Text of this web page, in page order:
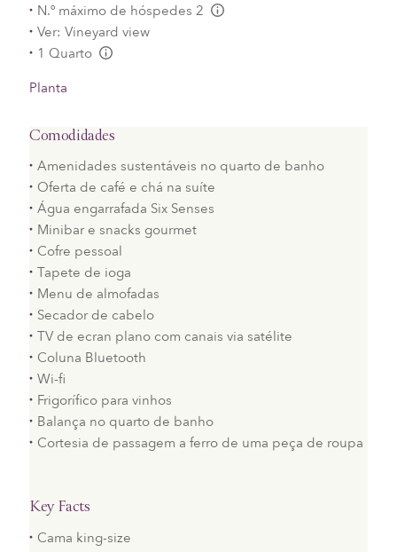
N.º máximo de hóspedes 2
Ver: Vineyard view
1 Quarto
Planta
Comodidades
Amenidades sustentáveis no quarto de banho
Oferta de café e chá na suíte
Água engarrafada Six Senses
Minibar e snacks gourmet
Cofre pessoal
Tapete de ioga
Menu de almofadas
Secador de cabelo
TV de ecran plano com canais via satélite
Coluna Bluetooth
Wi-fi
Frigorífico para vinhos
Balança no quarto de banho
Cortesia de passagem a ferro de uma peça de roupa
Key Facts
Cama king-size